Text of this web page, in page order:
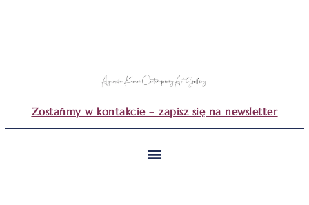
Zostańmy w kontakcie – zapisz się na newsletter